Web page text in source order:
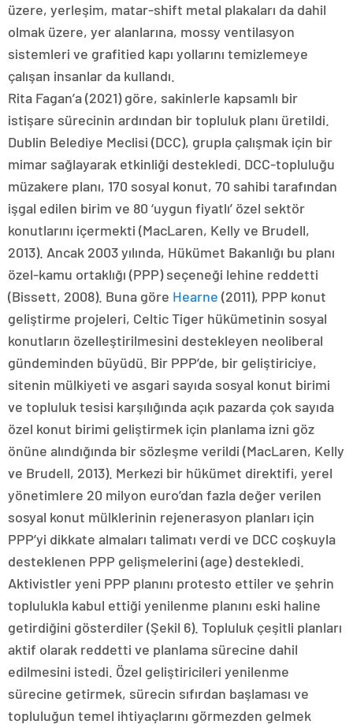
üzere, yerleşim, matar-shift metal plakaları da dahil
olmak üzere, yer alanlarına, mossy ventilasyon
sistemleri ve grafitied kapı yollarını temizlemeye
çalışan insanlar da kullandı.
Rita Fagan’a (2021) göre, sakinlerle kapsamlı bir
istişare sürecinin ardından bir topluluk planı üretildi.
Dublin Belediye Meclisi (DCC), grupla çalışmak için bir
mimar sağlayarak etkinliği destekledi. DCC-topluluğu
müzakere planı, 170 sosyal konut, 70 sahibi tarafından
işgal edilen birim ve 80 ‘uygun fiyatlı’ özel sektör
konutlarını içermekti (MacLaren, Kelly ve Brudell,
2013). Ancak 2003 yılında, Hükümet Bakanlığı bu planı
özel-kamu ortaklığı (PPP) seçeneği lehine reddetti
(Bissett, 2008). Buna göre Hearne (2011), PPP konut
geliştirme projeleri, Celtic Tiger hükümetinin sosyal
konutların özelleştirilmesini destekleyen neoliberal
gündeminden büyüdü. Bir PPP’de, bir geliştiriciye,
sitenin mülkiyeti ve asgari sayıda sosyal konut birimi
ve topluluk tesisi karşılığında açık pazarda çok sayıda
özel konut birimi geliştirmek için planlama izni göz
önüne alındığında bir sözleşme verildi (MacLaren, Kelly
ve Brudell, 2013). Merkezi bir hükümet direktifi, yerel
yönetimlere 20 milyon euro’dan fazla değer verilen
sosyal konut mülklerinin rejenerasyon planları için
PPP’yi dikkate almaları talimatı verdi ve DCC coşkuyla
desteklenen PPP gelişmelerini (age) destekledi.
Aktivistler yeni PPP planını protesto ettiler ve şehrin
toplulukla kabul ettiği yenilenme planını eski haline
getirdiğini gösterdiler (Şekil 6). Topluluk çeşitli planları
aktif olarak reddetti ve planlama sürecine dahil
edilmesini istedi. Özel geliştiricileri yenilenme
sürecine getirmek, sürecin sıfırdan başlaması ve
topluluğun temel ihtiyaçlarını görmezden gelmek